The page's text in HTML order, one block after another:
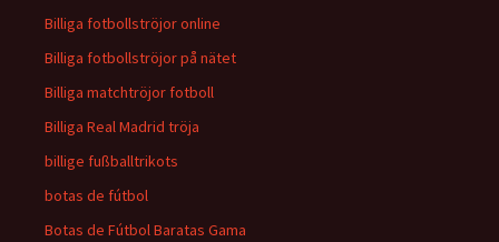
Billiga fotbollströjor online
Billiga fotbollströjor på nätet
Billiga matchtröjor fotboll
Billiga Real Madrid tröja
billige fußballtrikots
botas de fútbol
Botas de Fútbol Baratas Gama